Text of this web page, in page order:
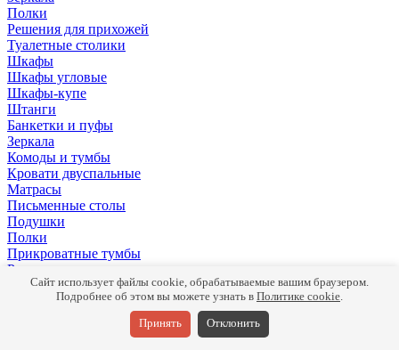
Полки
Решения для прихожей
Туалетные столики
Шкафы
Шкафы угловые
Шкафы-купе
Штанги
Банкетки и пуфы
Зеркала
Комоды и тумбы
Кровати двуспальные
Матрасы
Письменные столы
Подушки
Полки
Прикроватные тумбы
Раздвижные кровати
Ручки
Стеллажи
Сайт использует файлы cookie, обрабатываемые вашим браузером.
Подробнее об этом вы можете узнать в Политике cookie.
Принять Отклонить